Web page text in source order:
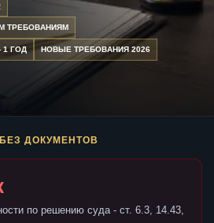
ТРЕБОВАНИЯМ
1 ГОД НОВЫЕ ТРЕБОВАНИЯ 2026
ДОКУМЕНТОВ
по решению суда - ст. 6.3, 14.43,